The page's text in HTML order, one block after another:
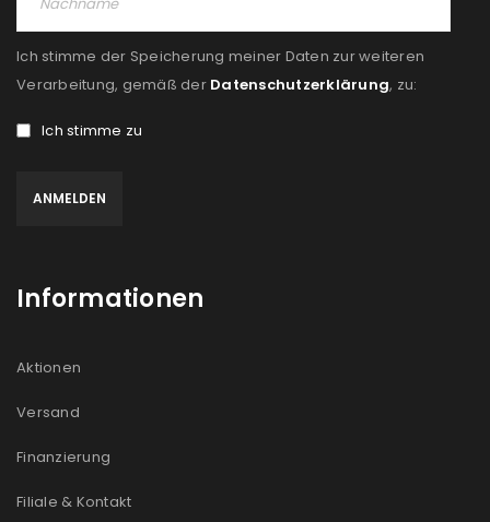
Ich stimme der Speicherung meiner Daten zur weiteren
Verarbeitung, gemäß der Datenschutzerklärung, zu:
Ich stimme zu
Informationen
Aktionen
Versand
Finanzierung
Filiale & Kontakt